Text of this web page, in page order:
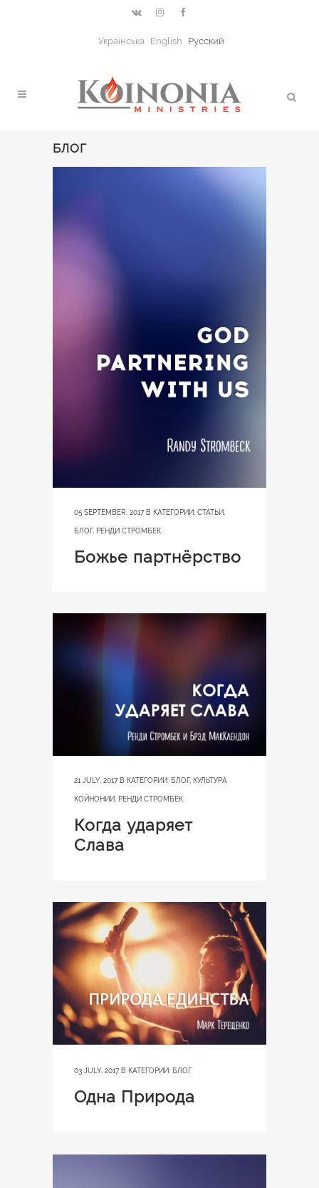
Українська English Русский
БЛОГ
05 SEPTEMBER, 2017 В КАТЕГОРИИ: СТАТЬИ
БЛОГ, РЕНДИ СТРОМБЕК
Божье партнёрство
21 JULY, 2017 В КАТЕГОРИИ: БЛОГ, КУЛЬТУРА
КОЙНОНИИ РЕНДИ СТРОМБЕК
Когда ударяет
Слава
03 JULY, 2017 В КАТЕГОРИИ: БЛОГ
Одна Природа